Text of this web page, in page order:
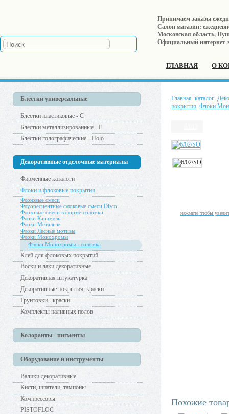
Принимаем заказы
Салон магазин:
Московская область,
Официальный интернет-
ГЛАВНАЯ О
Блёстки универсальные
Блестки пластиковые - С
Блестки металлизированные - Е
Блестки голографические - Holo
Декоративные отделочные материалы
Фирменные каталоги
Флоки и флоковые покрытия
Флоковые смеси
Флуоресцентные флоковые смеси Disco
Флоковые смеси в форме соломки
Флоки Карамель
Флоки Метализе
Флоки Лесные мотивы
Флоки Монохромы
Флоки Монохромы - соломка
Клей для флоковых покрытий
Воски и лаки декоративные
Декоративная штукатурка
Декоративные покрытия, краски
Грунтовки - краски
Комплекты наливных полов
Колоранты - пигменты
Оборудование и инструменты
Валики декоративные
Кисти, шпатели, тампоны
Компрессоры
PISTOFLOC
Главная каталог
покрытия Флоки
нажмите чтобы
Похожие